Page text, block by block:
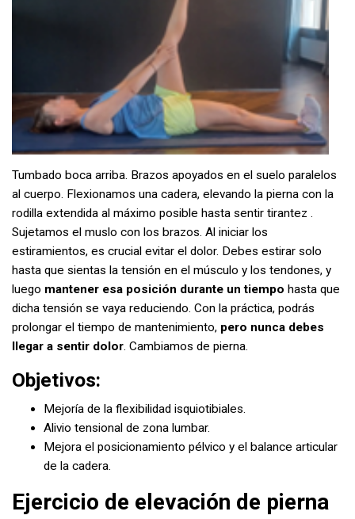
Tumbado boca arriba. Brazos apoyados en el suelo paralelos
al cuerpo. Flexionamos una cadera, elevando la pierna con la
rodilla extendida al máximo posible hasta sentir tirantez .
Sujetamos el muslo con los brazos. Al iniciar los
estiramientos, es crucial evitar el dolor. Debes estirar solo
hasta que sientas la tensión en el músculo y los tendones, y
luego mantener esa posición durante un tiempo hasta que
dicha tensión se vaya reduciendo. Con la práctica, podrás
prolongar el tiempo de mantenimiento, pero nunca debes
llegar a sentir dolor. Cambiamos de pierna.
Objetivos:
Mejoría de la flexibilidad isquiotibiales.
Alivio tensional de zona lumbar.
Mejora el posicionamiento pélvico y el balance articular
de la cadera.
Ejercicio de elevación de pierna